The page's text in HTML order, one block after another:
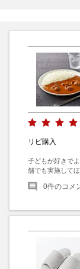
リピ購入
子どもが好きで
舗でも実施してほ
0件のコメ